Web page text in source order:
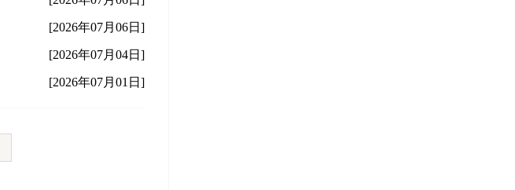
[2026年07月06日]
[2026年07月04日]
[2026年07月01日]